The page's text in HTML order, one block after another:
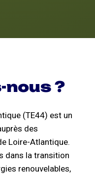
nous ?
(TE44) est un
des
Loire-Atlantique.
dans la transition
renouvelables,